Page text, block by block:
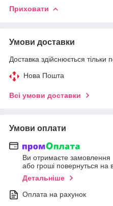
Приховати
Умови доставки
Доставка здійснюється тільки
Нова Пошта
Всі умови доставки
Умови оплати
Ви отримаєте замовлення
або гроші повернуться на
Детальніше
Оплата на рахунок